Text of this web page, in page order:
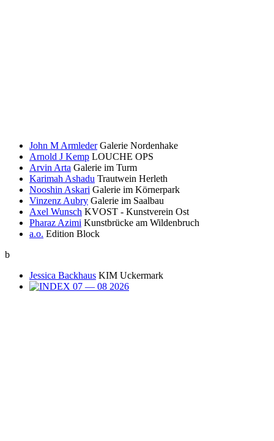
John M Armleder Galerie Nordenhake
Arnold J Kemp LOUCHE OPS
Arvin Arta Galerie im Turm
Karimah Ashadu Trautwein Herleth
Nooshin Askari Galerie im Körnerpark
Vinzenz Aubry Galerie im Saalbau
Axel Wunsch KVOST - Kunstverein Ost
Pharaz Azimi Kunstbrücke am Wildenbruch
a.o. Edition Block
b
Jessica Backhaus KIM Uckermark